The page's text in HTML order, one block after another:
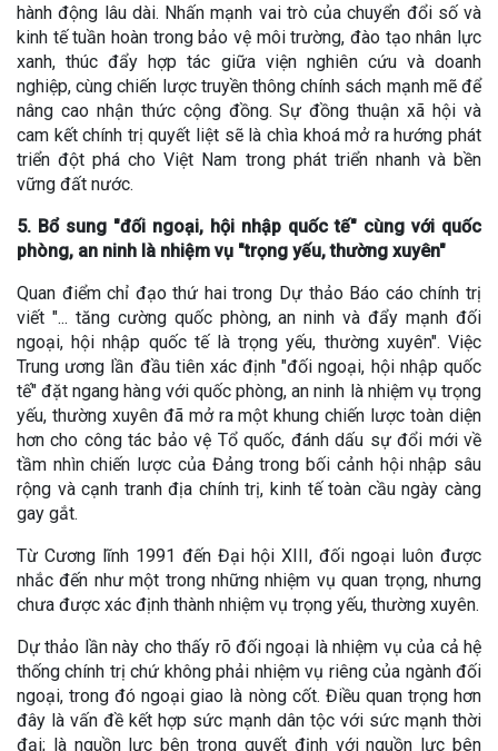
hành động lâu dài. Nhấn mạnh vai trò của chuyển đổi số và
kinh tế tuần hoàn trong bảo vệ môi trường, đào tạo nhân lực
xanh, thúc đẩy hợp tác giữa viện nghiên cứu và doanh
nghiệp, cùng chiến lược truyền thông chính sách mạnh mẽ để
nâng cao nhận thức cộng đồng. Sự đồng thuận xã hội và
cam kết chính trị quyết liệt sẽ là chìa khoá mở ra hướng phát
triển đột phá cho Việt Nam trong phát triển nhanh và bền
vững đất nước.
5. Bổ sung "đối ngoại, hội nhập quốc tế" cùng với quốc
phòng, an ninh là nhiệm vụ "trọng yếu, thường xuyên"
Quan điểm chỉ đạo thứ hai trong Dự thảo Báo cáo chính trị
viết "... tăng cường quốc phòng, an ninh và đẩy mạnh đối
ngoại, hội nhập quốc tế là trọng yếu, thường xuyên". Việc
Trung ương lần đầu tiên xác định "đối ngoại, hội nhập quốc
tế" đặt ngang hàng với quốc phòng, an ninh là nhiệm vụ trọng
yếu, thường xuyên đã mở ra một khung chiến lược toàn diện
hơn cho công tác bảo vệ Tổ quốc, đánh dấu sự đổi mới về
tầm nhìn chiến lược của Đảng trong bối cảnh hội nhập sâu
rộng và cạnh tranh địa chính trị, kinh tế toàn cầu ngày càng
gay gắt.
Từ Cương lĩnh 1991 đến Đại hội XIII, đối ngoại luôn được
nhắc đến như một trong những nhiệm vụ quan trọng, nhưng
chưa được xác định thành nhiệm vụ trọng yếu, thường xuyên.
Dự thảo lần này cho thấy rõ đối ngoại là nhiệm vụ của cả hệ
thống chính trị chứ không phải nhiệm vụ riêng của ngành đối
ngoại, trong đó ngoại giao là nòng cốt. Điều quan trọng hơn
đây là vấn đề kết hợp sức mạnh dân tộc với sức mạnh thời
đại; là nguồn lực bên trong quyết định với nguồn lực bên